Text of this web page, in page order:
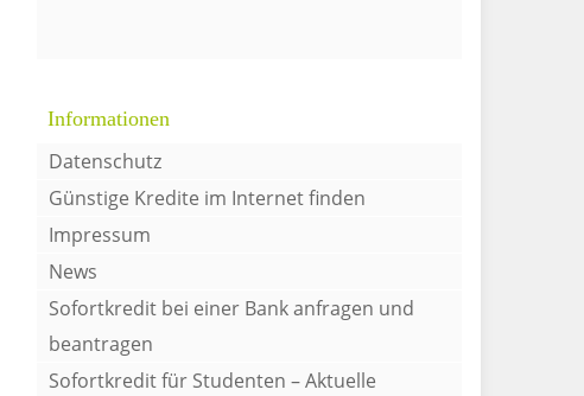
Informationen
Datenschutz
Günstige Kredite im Internet finden
Impressum
News
Sofortkredit bei einer Bank anfragen und
beantragen
Sofortkredit für Studenten – Aktuelle